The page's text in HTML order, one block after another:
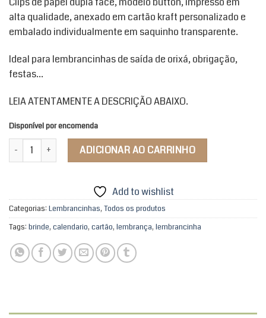
alta qualidade, anexado em cartão kraft personalizado e
embalado individualmente em saquinho transparente.
Ideal para lembrancinhas de saída de orixá, obrigação,
festas…
LEIA ATENTAMENTE A DESCRIÇÃO ABAIXO.
Disponível por encomenda
Clips de Papel Meu Ori Paramentas quantidade
ADICIONAR AO CARRINHO
Add to wishlist
Categorias: Lembrancinhas, Todos os produtos
Tags: brinde, calendario, cartão, lembrança, lembrancinha